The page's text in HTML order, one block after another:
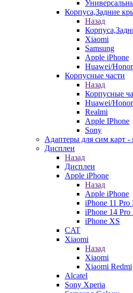
Корпуса,Задние
Назад
Xiaomi
Samsung
Apple iPhone
Huawei/Honor
Корпусные части
Назад
Корпусные
Huawei/Honor
Realmi
Apple IPhone
Sony
Адаптеры для сим карт
Дисплеи
Назад
Дисплеи
Apple iPhone
Назад
Apple iPhone
iPhone 11 Pro
iPhone 14 Pro
iPhone XS
CAT
Xiaomi
Назад
Xiaomi
Xiaomi Redmi
Alcatel
Sony Xperia